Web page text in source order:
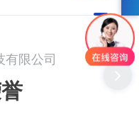
限公司